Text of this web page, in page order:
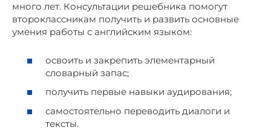
много лет. Консультации решебника помогут
второклассникам получить и развить основные
умения работы с английским языком:
освоить и закрепить элементарный
словарный запас;
получить первые навыки аудирования;
самостоятельно переводить диалоги и
тексты.